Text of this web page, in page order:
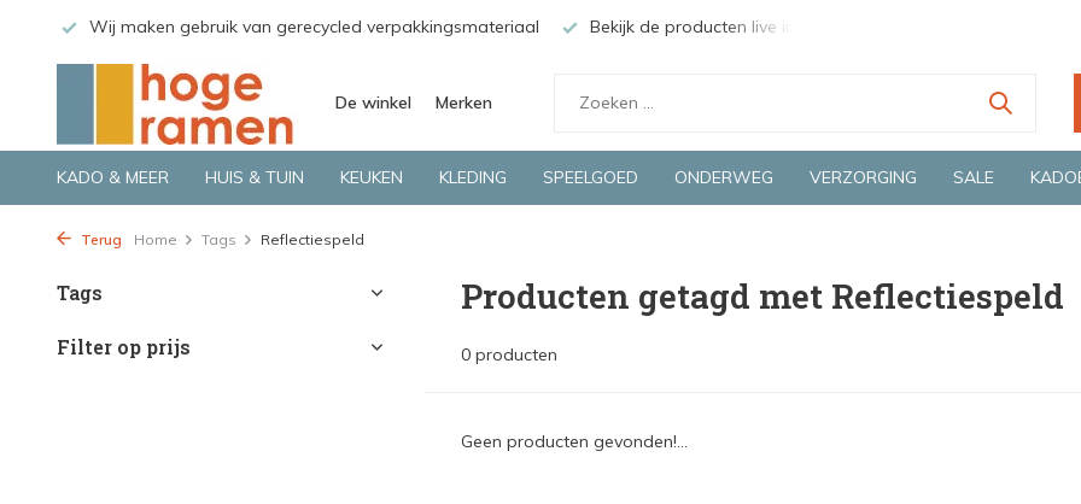
Wij maken gebruik van gerecycled verpakkingsmateriaal Bekijk de producten live in onze winkel in Deventer
De winkel Merken
KADO & MEER HUIS & TUIN KEUKEN KLEDING SPEELGOED ONDERWEG VERZORGING SALE
Terug Home Tags Reflectiespeld
Tags
Filter op prijs
Producten getagd met Reflectiespeld
0 producten
Geen producten gevonden!...